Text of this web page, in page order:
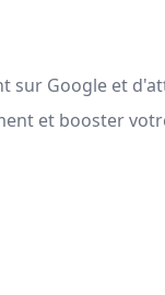
sur Google et
et booster